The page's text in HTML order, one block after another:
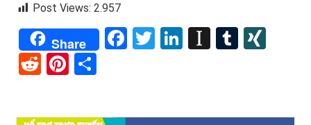
Post Views: 2.957
Share Facebook
Twitter
LinkedInTumblr
RedditPinterest